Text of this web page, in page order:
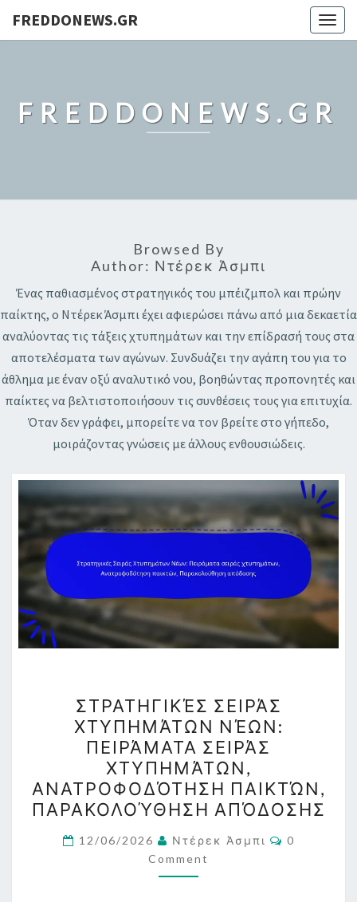
FREDDONEWS.GR
FREDDONEWS.GR
Browsed By
Author: Ντέρεκ Άσμπι
Ένας παθιασμένος στρατηγικός του μπέιζμπολ και πρώην
παίκτης, ο Ντέρεκ Άσμπι έχει αφιερώσει πάνω από μια δεκαετία
αναλύοντας τις τάξεις χτυπημάτων και την επίδρασή τους στα
αποτελέσματα των αγώνων. Συνδυάζει την αγάπη του για το
άθλημα με έναν οξύ αναλυτικό νου, βοηθώντας προπονητές και
παίκτες να βελτιστοποιήσουν τις συνθέσεις τους για επιτυχία.
Όταν δεν γράφει, μπορείτε να τον βρείτε στο γήπεδο,
μοιράζοντας γνώσεις με άλλους ενθουσιώδεις.
ΣΕΙΡΆΣ
ΧΤΥΠΗΜΆΤΩΝ
ΝΈΩΝ:
ΠΕΙΡΆΜΑΤΑ
ΣΕΙΡΆΣ
ΧΤΥΠΗΜΆΤΩΝ,
ΑΝΑΤΡΟΦΟΔΌΤΗΣΗ
ΠΑΙΚΤΏΝ,
ΠΑΡΑΚΟΛΟΎΘΗΣΗ
ΣΤΡΑΤΗΓΙΚΈΣ ΣΕΙΡΆΣ
ΧΤΥΠΗΜΆΤΩΝ ΝΈΩΝ:
ΠΕΙΡΆΜΑΤΑ ΣΕΙΡΆΣ
ΧΤΥΠΗΜΆΤΩΝ,
ΑΝΑΤΡΟΦΟΔΌΤΗΣΗ ΠΑΙΚΤΏΝ,
ΠΑΡΑΚΟΛΟΎΘΗΣΗ ΑΠΌΔΟΣΗΣ
12/06/2026 Ντέρεκ Άσμπι Comments
0
Comment